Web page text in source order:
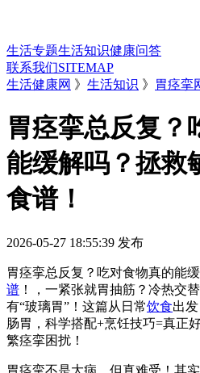
生活专题生活知识健康问答
联系我们SITEMAP
生活健康网 》 生活知识 》 胃痉挛
胃痉挛总反复？
能缓解吗？拯救
食谱！
2026-05-27 18:55:39 发布
胃痉挛总反复？吃对食物真的能
谱 ！，一紧张就胃抽筋？冷热交
有“玻璃胃”！这篇从日常饮食出
肠胃，科学搭配+烹饪技巧=真正
繁痉挛困扰！
胃痉挛不是大病，但真难受！其